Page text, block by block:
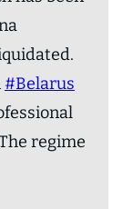
#Belarus
regime